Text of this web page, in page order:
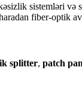
sistemləri və s.
fiber-optik
splitter, patch